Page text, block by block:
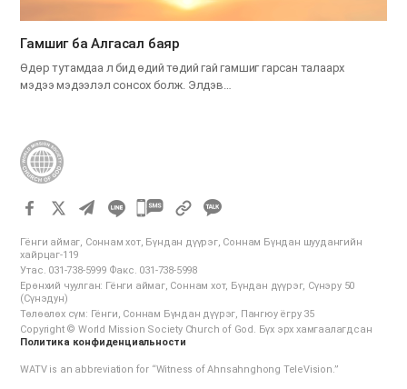
Гамшиг ба Алгасал баяр
Өдөр тутамдаа л бид өдий төдий гай гамшиг гарсан талаарх
мэдээ мэдээлэл сонсох болж. Элдэв…
카
유
기
Гёнги аймаг, Соннам хот, Бүндан дүүрэг, Соннам Бүндан шуудангийн
хайрцаг-119
Утас. 031-738-5999 Факс. 031-738-5998
Ерөнхий чуулган: Гёнги аймаг, Соннам хот, Бүндан дүүрэг, Сүнэру 50
(Сүнэдун)
Төлөөлөх сүм: Гёнги, Соннам Бүндан дүүрэг, Пангюу ёгру 35
Copyright © World Mission Society Church of God. Бүх эрх хамгаалагдсан
Политика конфиденциальности
WATV is an abbreviation for “Witness of Ahnsahnghong TeleVision.”